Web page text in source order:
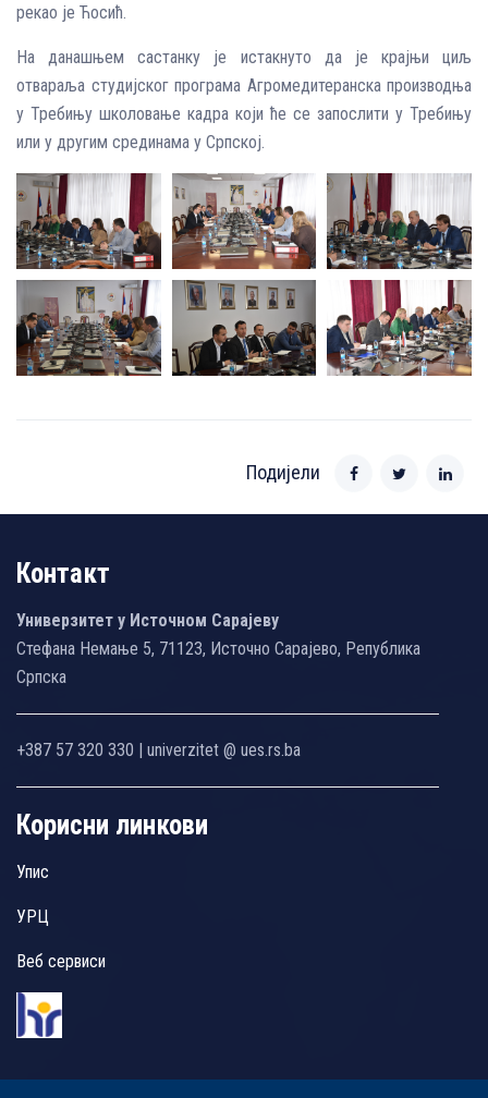
рекао је Ћосић.
На данашњем састанку је истакнуто да је крајњи циљ
отвараља студијског програма Агромедитеранска производња
у Требињу школовање кадра који ће се запослити у Требињу
или у другим срединама у Српској.
Подијели
Контакт
Универзитет у Источном Сарајеву
Стефана Немање 5, 71123, Источно Сарајево, Република
Српска
+387 57 320 330 | univerzitet @ ues.rs.ba
Корисни линкови
Упис
УРЦ
Веб сервиси